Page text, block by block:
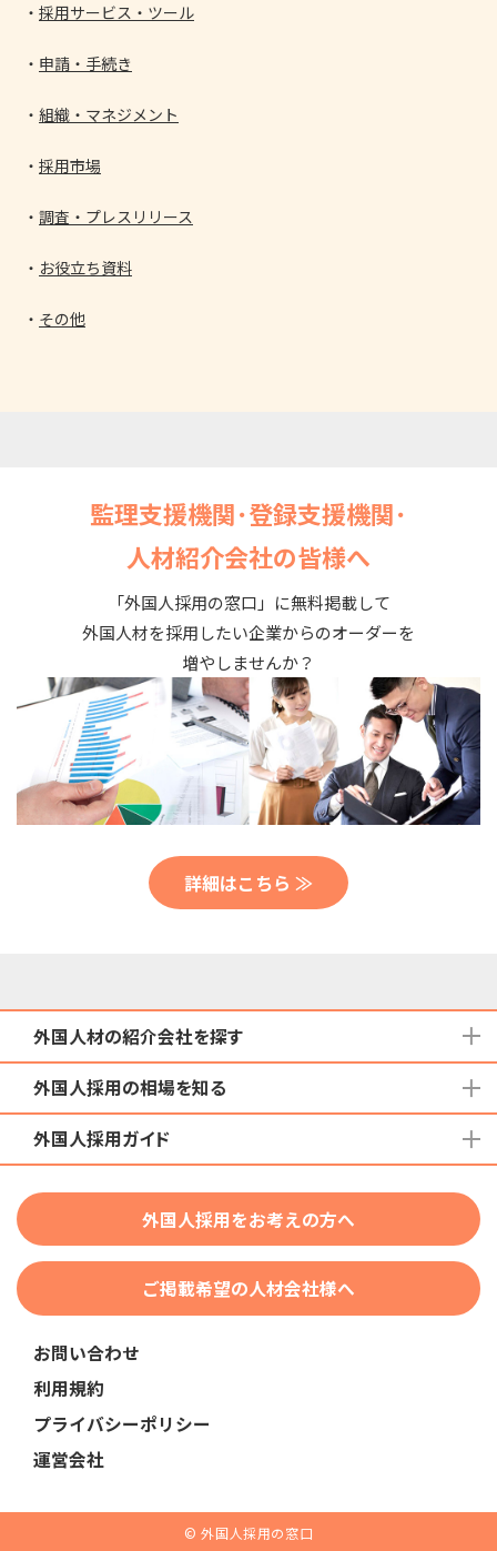
採用サービス・ツール
申請・手続き
組織・マネジメント
採用市場
調査・プレスリリース
お役立ち資料
その他
監理支援機関･登録支援機関･
人材紹介会社の皆様へ
「外国人採用の窓口」に無料掲載して
外国人材を採用したい企業からのオーダーを
増やしませんか？
詳細はこちら ≫
外国人材の紹介会社を探す
地域から検索する
国籍から検索する
在留資格から検索する
団体種別から探す
業界・職種から検索する
外国人採用の相場を知る
育成就労外国人の受け入れ相場
技人国・高度人材の受け入れ相場
外国人採用ガイド
特定技能
技術・人文知識・国際業務
助成金
教育・研修
人事・労務
採用サービス・ツール
外国人採用をお考えの方へ
ご掲載希望の人材会社様へ
お問い合わせ
利用規約
プライバシーポリシー
運営会社
© 外国人採用の窓口